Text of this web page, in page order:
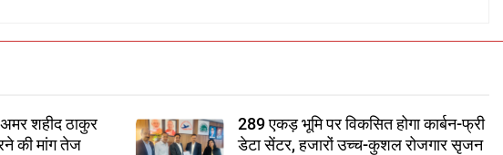
शहीद ठाकुर
की मांग तेज
289 एकड़ भूमि पर विकसित होगा कार्बन-फ्री
डेटा सेंटर, हजारों उच्च-कुशल रोजगार सृजन